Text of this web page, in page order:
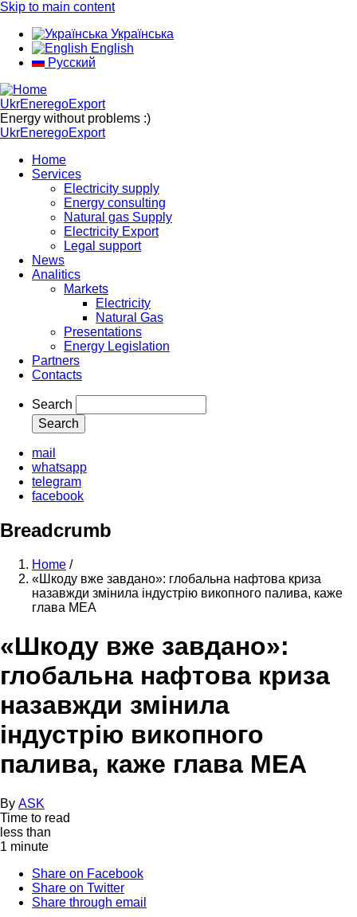
Skip to main content
Українська
English
Русский
UkrEneregoExport
Energy without problems :)
UkrEneregoExport
Home
Services
Electricity supply
Energy consulting
Natural gas Supply
Electricity Export
Legal support
News
Analitics
Markets
Electricity
Natural Gas
Presentations
Energy Legislation
Partners
Contacts
Search
mail
whatsapp
telegram
facebook
Breadcrumb
Home /
«Шкоду вже завдано»: глобальна нафтова криза
назавжди змінила індустрію викопного палива, каже
глава МЕА
«Шкоду вже завдано»:
глобальна нафтова криза
назавжди змінила
індустрію викопного
палива, каже глава МЕА
By ASK
Time to read
less than
1 minute
Share on Facebook
Share on Twitter
Share through email